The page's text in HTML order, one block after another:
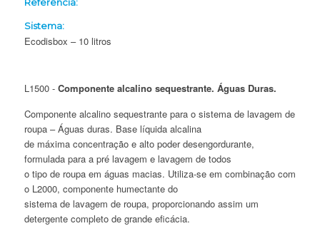
Referência:
Sistema:
Ecodisbox – 10 litros
L1500 - Componente alcalino sequestrante. Águas Duras.
Componente alcalino sequestrante para o sistema de lavagem de
roupa – Águas duras. Base líquida alcalina
de máxima concentração e alto poder desengordurante,
formulada para a pré lavagem e lavagem de todos
o tipo de roupa em águas macias. Utiliza-se em combinação com
o L2000, componente humectante do
sistema de lavagem de roupa, proporcionando assim um
detergente completo de grande eficácia.